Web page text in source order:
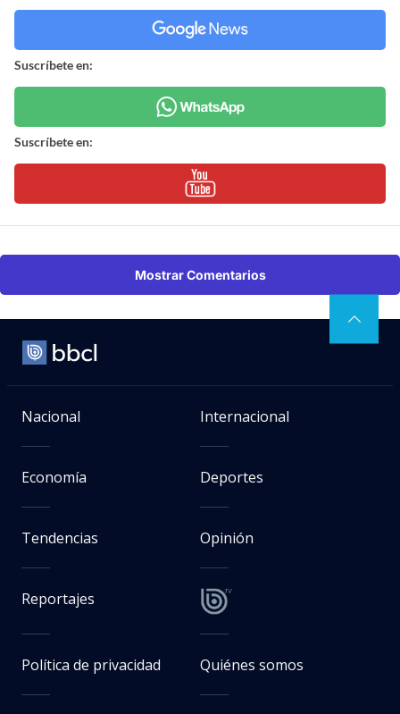
Suscríbete en:
Suscríbete en:
Mostrar Comentarios
Nacional Internacional
Economía Deportes
Tendencias Opinión
Reportajes
Política de privacidad Quiénes somos